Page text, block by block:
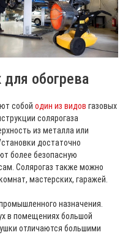
обогрева
собой один из видов газовых
солярогаза
из металла или
достаточно
более безопасную
Солярогаз также можно
мастерских, гаражей.
назначения.
в помещениях большой
отличаются большими